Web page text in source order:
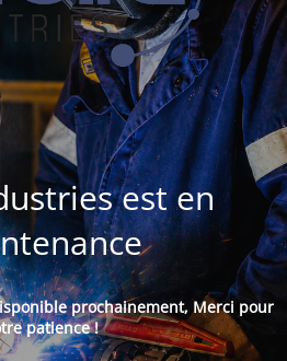
est en
prochainement, Merci pour
patience !